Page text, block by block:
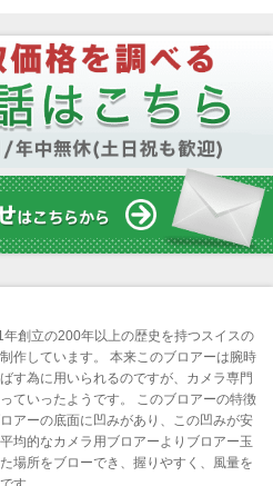
創立の200年以上の歴史を持つスイスの
作しています。 本来このブロアーは腕時
す為に用いられるのですが、カメラ専門
ていったようです。 このブロアーの特徴
アーの底面に凹みがあり、この凹みが安
均的なカメラ用ブロアーよりブロアー玉
場所をブローでき、握りやすく、風量を